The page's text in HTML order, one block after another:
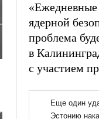
ядерной
проблема
в
с участием